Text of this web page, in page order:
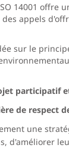
14001 offre
appels
sur le
participatif
de respect
une
d'améliorer